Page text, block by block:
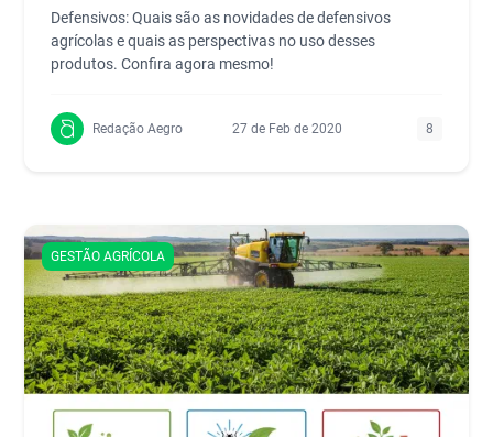
Defensivos: Quais são as novidades de defensivos
agrícolas e quais as perspectivas no uso desses
produtos. Confira agora mesmo!
Redação Aegro 27 de Feb de 2020 8
GESTÃO AGRÍCOLA